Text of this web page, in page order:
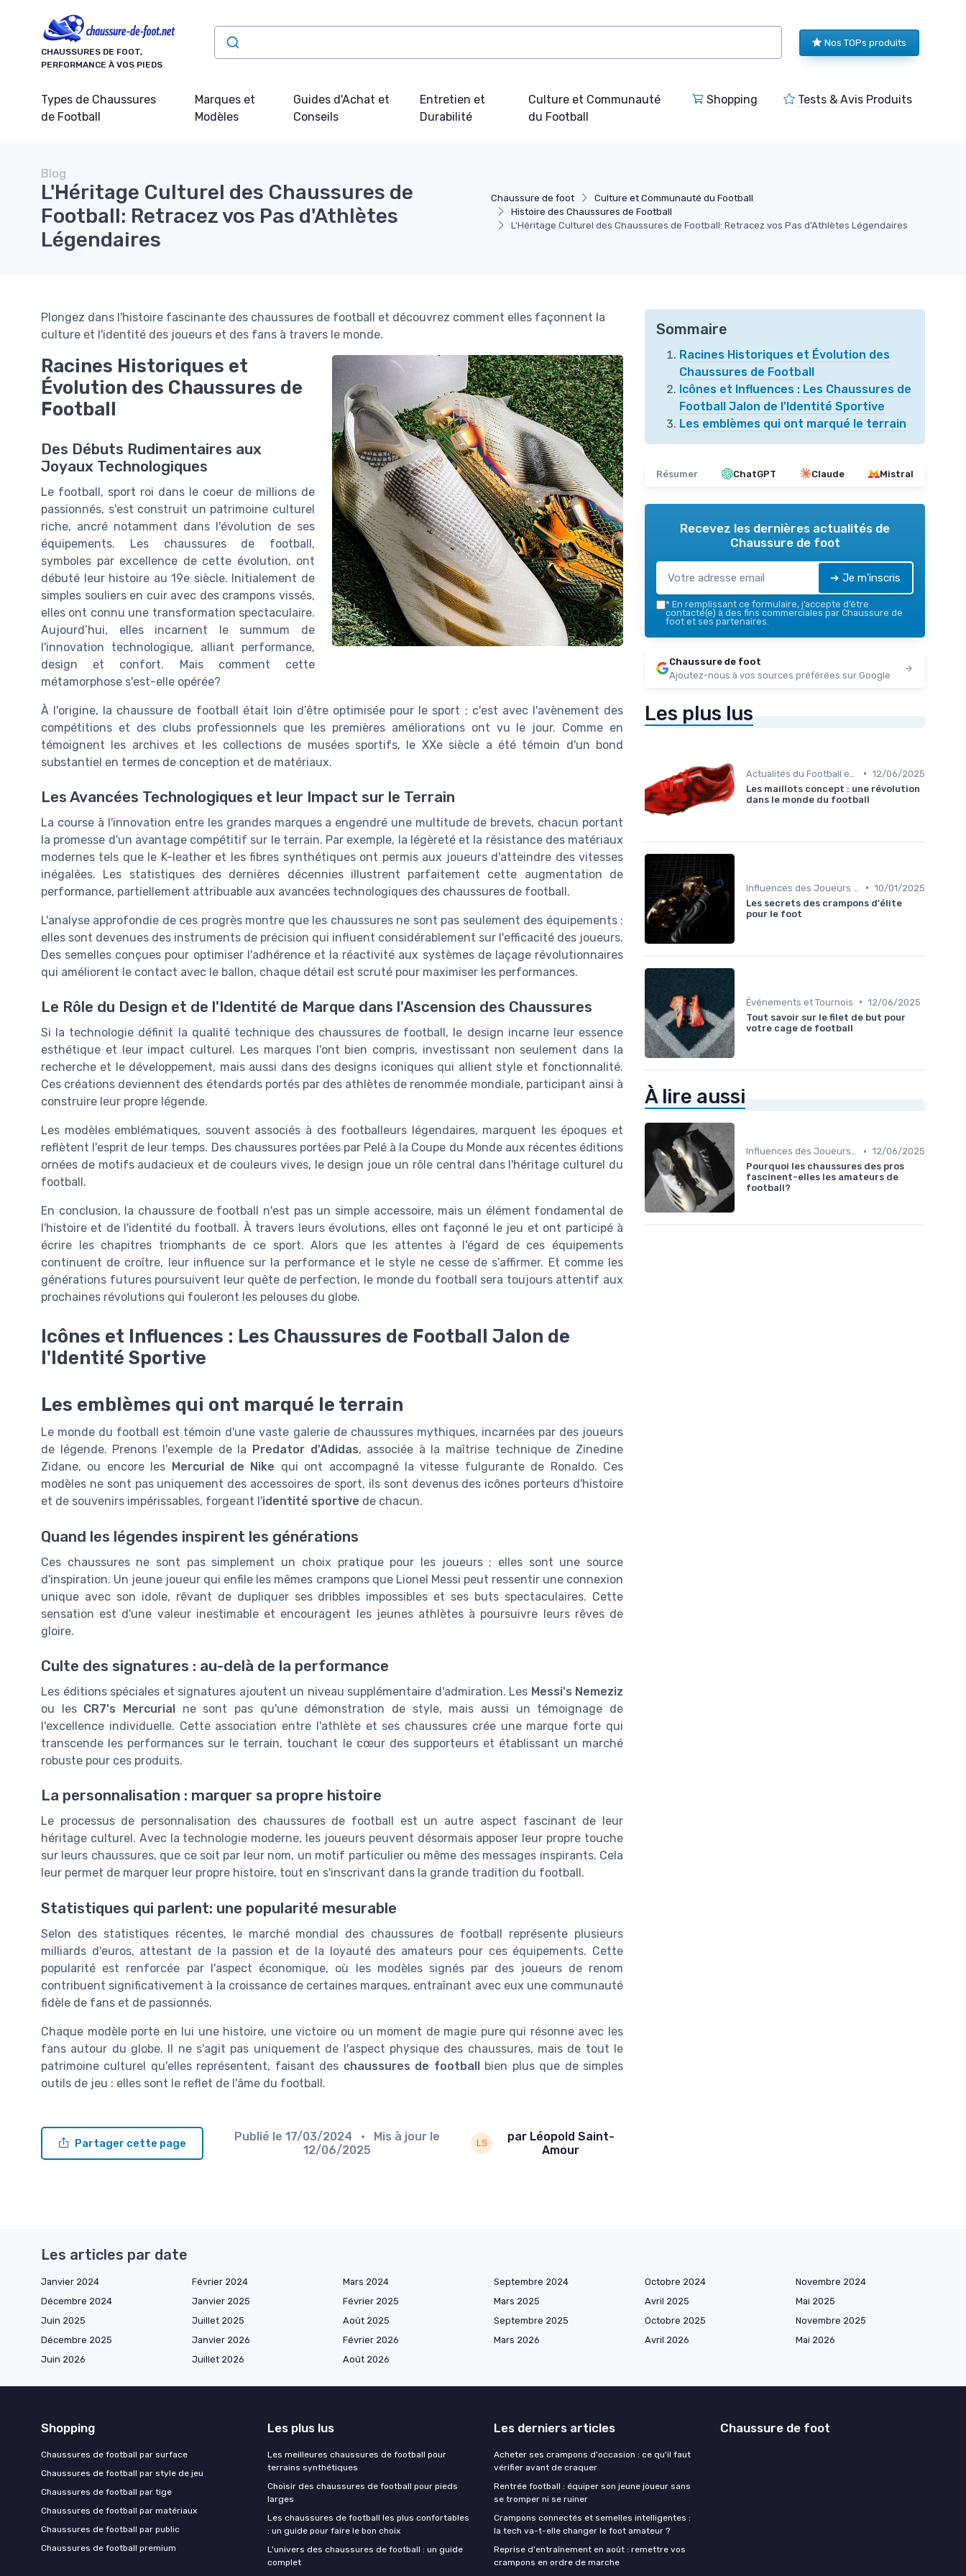
CHAUSSURES DE FOOT,
PERFORMANCE À VOS PIEDS
Nos TOPs produits
Types de Chaussures
de Football
Marques et
Modèles
Guides d'Achat et
Conseils
Entretien et
Durabilité
Culture et Communauté
du Football
Shopping Tests & Avis Produits
Chaussure de foot
Culture et Communauté du Football
Histoire des Chaussures de Football
L'Héritage Culturel des Chaussures de Football: Retracez vos Pas d'Athlètes Légendaires
Blog
L'Héritage Culturel des Chaussures de
Football: Retracez vos Pas d'Athlètes
Légendaires
Plongez dans l'histoire fascinante des chaussures de football et découvrez comment elles façonnent la
culture et l'identité des joueurs et des fans à travers le monde.
Racines Historiques et
Évolution des Chaussures de
Football
Des Débuts Rudimentaires aux
Joyaux Technologiques
Le football, sport roi dans le coeur de millions de
passionnés, s'est construit un patrimoine culturel
riche, ancré notamment dans l'évolution de ses
équipements. Les chaussures de football,
symboles par excellence de cette évolution, ont
débuté leur histoire au 19e siècle. Initialement de
simples souliers en cuir avec des crampons vissés,
elles ont connu une transformation spectaculaire.
Aujourd’hui, elles incarnent le summum de
l'innovation technologique, alliant performance,
design et confort. Mais comment cette
métamorphose s'est-elle opérée?
À l'origine, la chaussure de football était loin d’être optimisée pour le sport ; c'est avec l'avènement des
compétitions et des clubs professionnels que les premières améliorations ont vu le jour. Comme en
témoignent les archives et les collections de musées sportifs, le XXe siècle a été témoin d'un bond
substantiel en termes de conception et de matériaux.
Les Avancées Technologiques et leur Impact sur le Terrain
La course à l'innovation entre les grandes marques a engendré une multitude de brevets, chacun portant
la promesse d'un avantage compétitif sur le terrain. Par exemple, la légèreté et la résistance des matériaux
modernes tels que le K-leather et les fibres synthétiques ont permis aux joueurs d'atteindre des vitesses
inégalées. Les statistiques des dernières décennies illustrent parfaitement cette augmentation de
performance, partiellement attribuable aux avancées technologiques des chaussures de football.
L'analyse approfondie de ces progrès montre que les chaussures ne sont pas seulement des équipements :
elles sont devenues des instruments de précision qui influent considérablement sur l'efficacité des joueurs.
Des semelles conçues pour optimiser l'adhérence et la réactivité aux systèmes de laçage révolutionnaires
qui améliorent le contact avec le ballon, chaque détail est scruté pour maximiser les performances.
Le Rôle du Design et de l'Identité de Marque dans l'Ascension des Chaussures
Si la technologie définit la qualité technique des chaussures de football, le design incarne leur essence
esthétique et leur impact culturel. Les marques l'ont bien compris, investissant non seulement dans la
recherche et le développement, mais aussi dans des designs iconiques qui allient style et fonctionnalité.
Ces créations deviennent des étendards portés par des athlètes de renommée mondiale, participant ainsi à
construire leur propre légende.
Les modèles emblématiques, souvent associés à des footballeurs légendaires, marquent les époques et
reflètent l'esprit de leur temps. Des chaussures portées par Pelé à la Coupe du Monde aux récentes éditions
ornées de motifs audacieux et de couleurs vives, le design joue un rôle central dans l'héritage culturel du
football.
En conclusion, la chaussure de football n'est pas un simple accessoire, mais un élément fondamental de
l'histoire et de l'identité du football. À travers leurs évolutions, elles ont façonné le jeu et ont participé à
écrire les chapitres triomphants de ce sport. Alors que les attentes à l'égard de ces équipements
continuent de croître, leur influence sur la performance et le style ne cesse de s’affirmer. Et comme les
générations futures poursuivent leur quête de perfection, le monde du football sera toujours attentif aux
prochaines révolutions qui fouleront les pelouses du globe.
Icônes et Influences : Les Chaussures de Football Jalon de
l'Identité Sportive
Les emblèmes qui ont marqué le terrain
Le monde du football est témoin d'une vaste galerie de chaussures mythiques, incarnées par des joueurs
de légende. Prenons l'exemple de la
Predator d'Adidas, associée à la maîtrise technique de Zinedine
Zidane, ou encore les
Mercurial de Nike qui ont accompagné la vitesse fulgurante de Ronaldo. Ces
modèles ne sont pas uniquement des accessoires de sport, ils sont devenus des icônes porteurs d'histoire
et de souvenirs impérissables, forgeant l'identité sportive de chacun.
Quand les légendes inspirent les générations
Ces chaussures ne sont pas simplement un choix pratique pour les joueurs ; elles sont une source
d'inspiration. Un jeune joueur qui enfile les mêmes crampons que Lionel Messi peut ressentir une connexion
unique avec son idole, rêvant de dupliquer ses dribbles impossibles et ses buts spectaculaires. Cette
sensation est d'une valeur inestimable et encouragent les jeunes athlètes à poursuivre leurs rêves de
gloire.
Culte des signatures : au-delà de la performance
Les éditions spéciales et signatures ajoutent un niveau supplémentaire d'admiration. Les Messi's Nemeziz
ou les CR7's Mercurial ne sont pas qu'une démonstration de style, mais aussi un témoignage de
l'excellence individuelle. Cette association entre l'athlète et ses chaussures crée une marque forte qui
transcende les performances sur le terrain, touchant le cœur des supporteurs et établissant un marché
robuste pour ces produits.
La personnalisation : marquer sa propre histoire
Le processus de personnalisation des chaussures de football est un autre aspect fascinant de leur
héritage culturel. Avec la technologie moderne, les joueurs peuvent désormais apposer leur propre touche
sur leurs chaussures, que ce soit par leur nom, un motif particulier ou même des messages inspirants. Cela
leur permet de marquer leur propre histoire, tout en s'inscrivant dans la grande tradition du football.
Statistiques qui parlent: une popularité mesurable
Selon des statistiques récentes, le marché mondial des chaussures de football représente plusieurs
milliards d'euros, attestant de la passion et de la loyauté des amateurs pour ces équipements. Cette
popularité est renforcée par l'aspect économique, où les modèles signés par des joueurs de renom
contribuent significativement à la croissance de certaines marques, entraînant avec eux une communauté
fidèle de fans et de passionnés.
Chaque modèle porte en lui une histoire, une victoire ou un moment de magie pure qui résonne avec les
fans autour du globe. Il ne s'agit pas uniquement de l'aspect physique des chaussures, mais de tout le
patrimoine culturel qu'elles représentent, faisant des chaussures de footballbien plus que de simples
outils de jeu : elles sont le reflet de l'âme du football.
Partager cette page Publié le17/03/2024
• Mis à jour le
12/06/2025
par Léopold Saint-
Amour
Sommaire
Racines Historiques et Évolution des
Chaussures de Football
Icônes et Influences : Les Chaussures de
Football Jalon de l'Identité Sportive
Les emblèmes qui ont marqué le terrain
Résumer ChatGPT Claude Mistral
Recevez les dernières actualités de
Chaussure de foot
➔ Je m'inscris
* En remplissant ce formulaire, j’accepte d’être
contacté(e) à des fins commerciales par Chaussure de
foot et ses partenaires.
Chaussure de foot
Ajoutez-nous à vos sources préférées sur Google
Les plus lus
• 12/06/2025
Les maillots concept : une révolution
dans le monde du football
• 10/01/2025
Les secrets des crampons d'élite
pour le foot
Événements et Tournois • 12/06/2025
Tout savoir sur le filet de but pour
votre cage de football
À lire aussi
Influences des Joueurs Professionnels • 12/06/2025
Pourquoi les chaussures des pros
fascinent-elles les amateurs de
football?
Les articles par date
Janvier 2024 Février 2024 Mars 2024 Septembre 2024 Octobre 2024
Novembre 2024
Décembre 2024
Janvier 2025 Février 2025 Mars 2025 Avril 2025
Mai 2025
Juin 2025
Juillet 2025 Août 2025 Septembre 2025 Octobre 2025
Novembre 2025
Décembre 2025
Janvier 2026 Février 2026 Mars 2026 Avril 2026
Mai 2026
Juin 2026
Juillet 2026 Août 2026
Shopping
Chaussures de football par surface
Chaussures de football par style de jeu
Chaussures de football par tige
Chaussures de football par matériaux
Chaussures de football par public
Chaussures de football premium
Les plus lus
Les meilleures chaussures de football pour
terrains synthétiques
Choisir des chaussures de football pour pieds
larges
Les chaussures de football les plus confortables
: un guide pour faire le bon choix
L'univers des chaussures de football : un guide
complet
Les derniers articles
Acheter ses crampons d'occasion : ce qu'il faut
vérifier avant de craquer
Rentrée football : équiper son jeune joueur sans
se tromper ni se ruiner
Crampons connectés et semelles intelligentes :
la tech va-t-elle changer le foot amateur ?
Reprise d'entraînement en août : remettre vos
crampons en ordre de marche
Chaussure de foot